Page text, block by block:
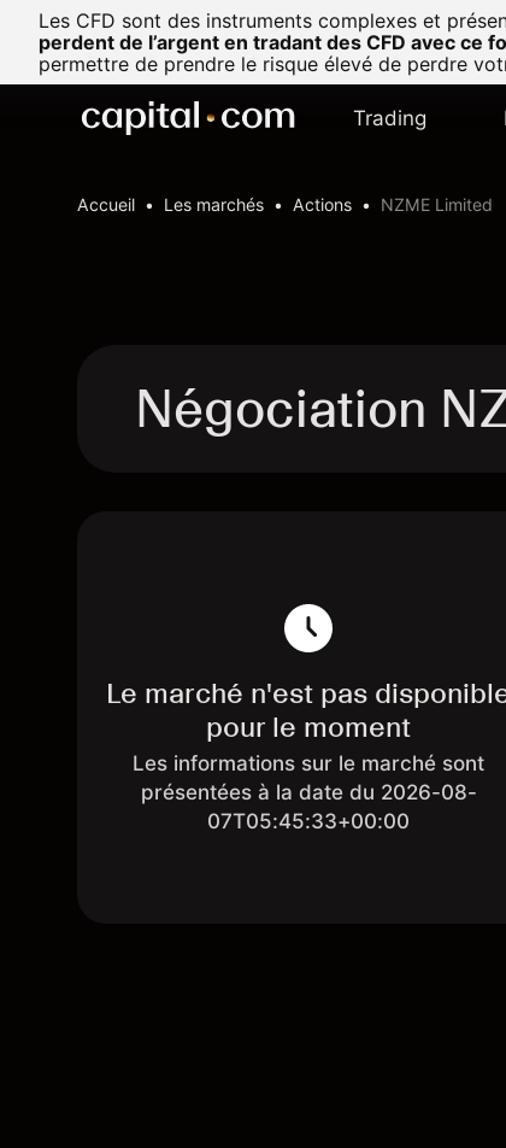
Les CFD sont des instruments complexes et
perdent de l’argent en tradant des CFD avec ce
permettre de prendre le risque élevé de perdre
Trading
Accueil Les marchés Actions NZME Limited
Négociation
Le marché n'est pas
pour le moment
Les informations sur le marché sont
présentées à la date du 2026-08-
07T05:45:33+00:00